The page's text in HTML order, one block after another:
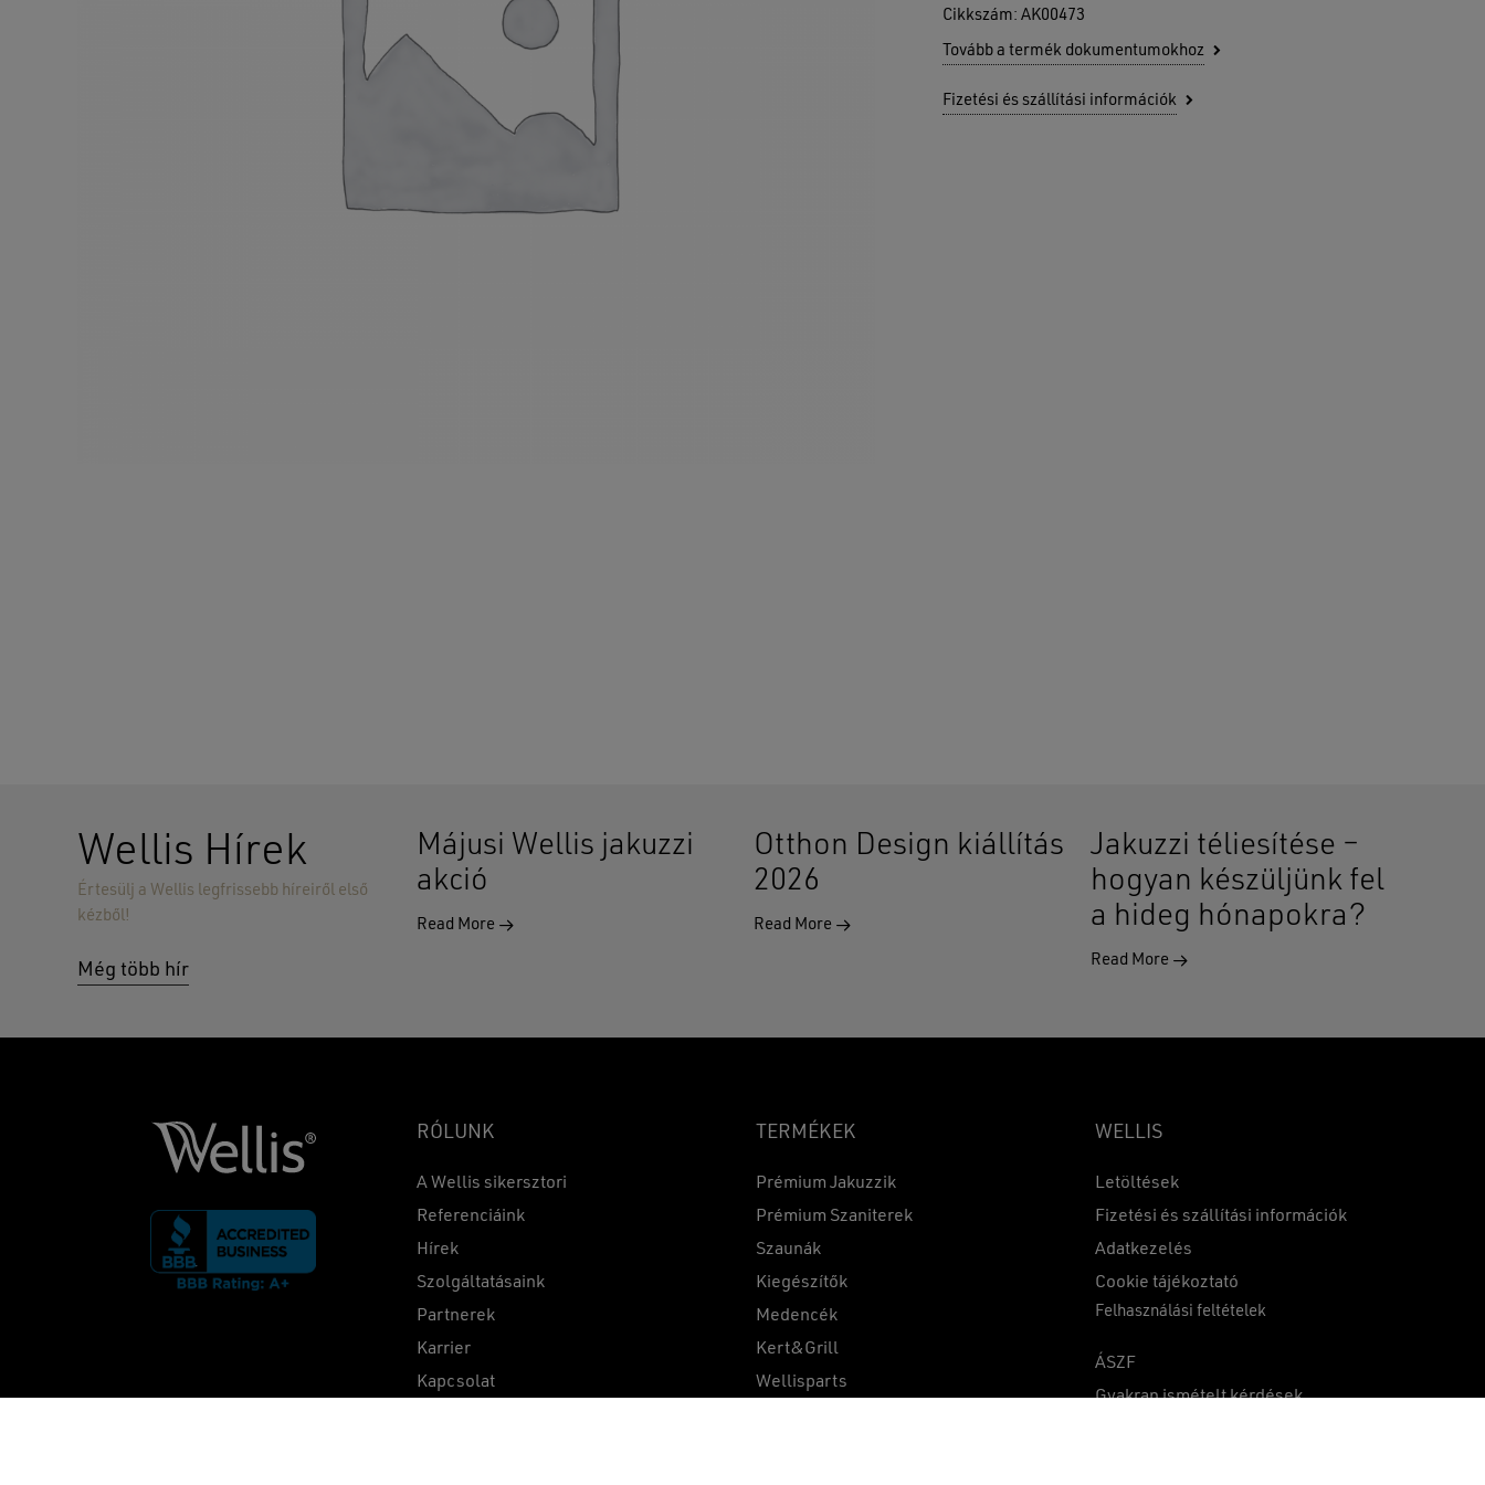
Cikkszám: AK00473
Tovább a termék dokumentumokhoz
Fizetési és szállítási információk
Wellis Hírek
Értesülj a Wellis legfrissebb híreiről első
kézből!
Még több hír
Májusi Wellis jakuzzi
akció
Read More
Otthon Design kiállítás
2026
Read More
Jakuzzi téliesítése –
hogyan készüljünk fel
a hideg hónapokra?
Read More
RÓLUNK
A Wellis sikersztori
Referenciáink
Hírek
Szolgáltatásaink
Partnerek
Karrier
Kapcsolat
TERMÉKEK
Prémium Jakuzzik
Prémium Szaniterek
Szaunák
Kiegészítők
Medencék
Kert&Grill
Wellisparts
WELLIS
Letöltések
Fizetési és szállítási információk
Adatkezelés
Cookie tájékoztató
Felhasználási feltételek
ÁSZF
Gyakran ismételt kérdések